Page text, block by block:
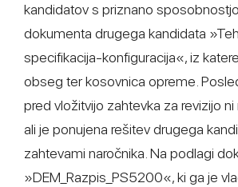
kandidatov s priznano
dokumenta drugega kandidata
specifikacija-konfiguracija«, iz
obseg ter kosovnica opreme.
pred vložitvijo zahtevka za revizijo
ali je ponujena rešitev drugega
zahtevami naročnika. Na podlagi
»DEM_Razpis_PS5200«, ki ga je